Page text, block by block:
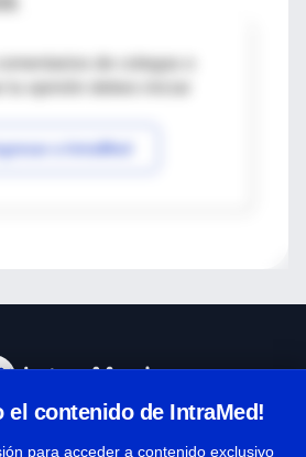
de colegas o
a IntraMed
el contenido de IntraMed!
para acceder a contenido exclusivo